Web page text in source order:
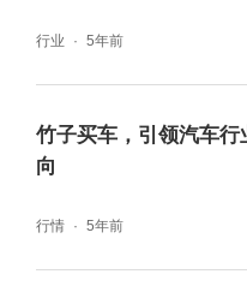
行业 5年前
竹子买车，引领汽车行
向
行情 5年前